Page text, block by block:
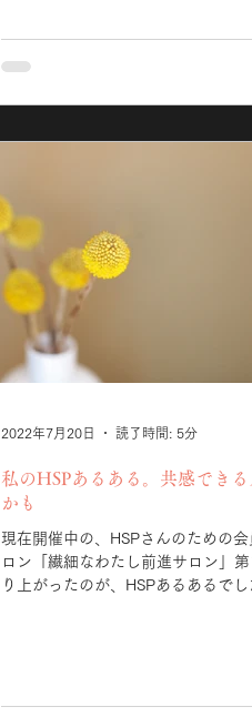
私のHSPあるある。共感できる
かも
現在開催中の、HSPさんのための会
ロン「繊細なわたし前進サロン」第
り上がったのが、HSPあるあるでした。
2022年7月20日 読了時間: 5分